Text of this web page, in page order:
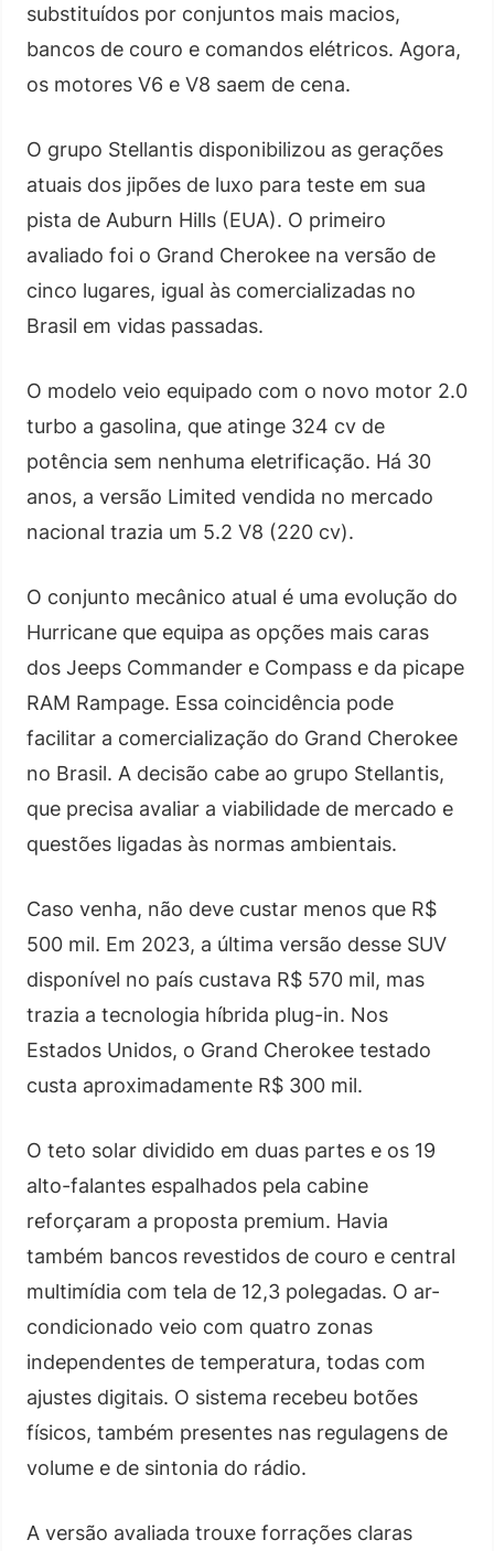
substituídos por conjuntos mais macios,
bancos de couro e comandos elétricos. Agora,
os motores V6 e V8 saem de cena.
O grupo Stellantis disponibilizou as gerações
atuais dos jipões de luxo para teste em sua
pista de Auburn Hills (EUA). O primeiro
avaliado foi o Grand Cherokee na versão de
cinco lugares, igual às comercializadas no
Brasil em vidas passadas.
O modelo veio equipado com o novo motor 2.0
turbo a gasolina, que atinge 324 cv de
potência sem nenhuma eletrificação. Há 30
anos, a versão Limited vendida no mercado
nacional trazia um 5.2 V8 (220 cv).
O conjunto mecânico atual é uma evolução do
Hurricane que equipa as opções mais caras
dos Jeeps Commander e Compass e da picape
RAM Rampage. Essa coincidência pode
facilitar a comercialização do Grand Cherokee
no Brasil. A decisão cabe ao grupo Stellantis,
que precisa avaliar a viabilidade de mercado e
questões ligadas às normas ambientais.
Caso venha, não deve custar menos que R$
500 mil. Em 2023, a última versão desse SUV
disponível no país custava R$ 570 mil, mas
trazia a tecnologia híbrida plug-in. Nos
Estados Unidos, o Grand Cherokee testado
custa aproximadamente R$ 300 mil.
O teto solar dividido em duas partes e os 19
alto-falantes espalhados pela cabine
reforçaram a proposta premium. Havia
também bancos revestidos de couro e central
multimídia com tela de 12,3 polegadas. O ar-
condicionado veio com quatro zonas
independentes de temperatura, todas com
ajustes digitais. O sistema recebeu botões
físicos, também presentes nas regulagens de
volume e de sintonia do rádio.
A versão avaliada trouxe forrações claras